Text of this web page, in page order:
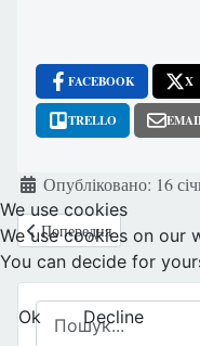
Пошук
FACEBOOK X
TRELLO
ДеталіОпубліковано: 16
Попередня стаття:
Попередня
We use cookies
We use cookies on our
You can decide for
Ok
Decline